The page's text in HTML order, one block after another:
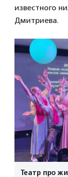
известного
Дмитриева.
Театр про